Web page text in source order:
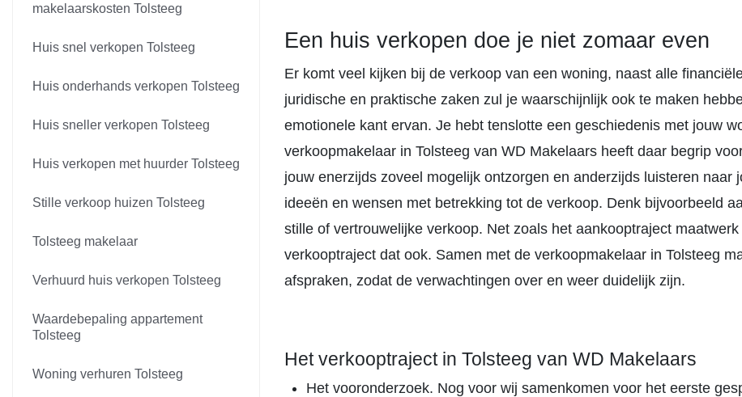
makelaarskosten Tolsteeg
Huis snel verkopen Tolsteeg
Huis onderhands verkopen Tolsteeg
Huis sneller verkopen Tolsteeg
Huis verkopen met huurder Tolsteeg
Stille verkoop huizen Tolsteeg
Tolsteeg makelaar
Verhuurd huis verkopen Tolsteeg
Waardebepaling appartement
Tolsteeg
Woning verhuren Tolsteeg
Een huis verkopen doe je niet zomaar even
Er komt veel kijken bij de verkoop van een woning, naast alle
juridische en praktische zaken zul je waarschijnlijk ook te maken
emotionele kant ervan. Je hebt tenslotte een geschiedenis met jouw
verkoopmakelaar in Tolsteeg van WD Makelaars heeft daar begrip
jouw enerzijds zoveel mogelijk ontzorgen en anderzijds luisteren naar
ideeën en wensen met betrekking tot de verkoop. Denk bijvoorbeeld
stille of vertrouwelijke verkoop. Net zoals het aankooptraject
verkooptraject dat ook. Samen met de verkoopmakelaar in Tolsteeg
afspraken, zodat de verwachtingen over en weer duidelijk zijn.
Het verkooptraject in Tolsteeg van WD Makelaars
Het vooronderzoek. Nog voor wij samenkomen voor het eerste